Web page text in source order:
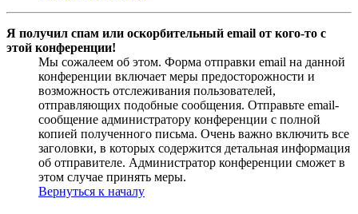
Я получил спам или оскорбительный email от кого-то с
этой конференции!
Мы сожалеем об этом. Форма отправки email на данной
конференции включает меры предосторожности и
возможность отслеживания пользователей,
отправляющих подобные сообщения. Отправьте email-
сообщение администратору конференции с полной
копией полученного письма. Очень важно включить все
заголовки, в которых содержится детальная информация
об отправителе. Администратор конференции сможет в
этом случае принять меры.
Вернуться к началу